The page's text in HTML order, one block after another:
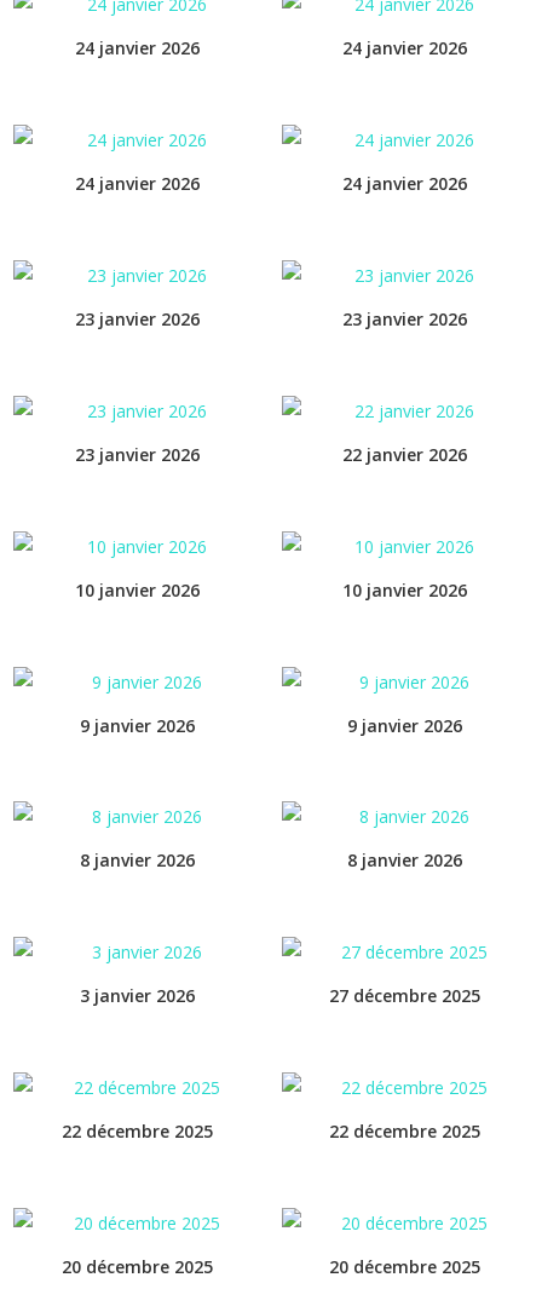
24 janvier 2026 24 janvier 2026
24 janvier 2026 24 janvier 2026
23 janvier 2026 23 janvier 2026
23 janvier 2026 22 janvier 2026
10 janvier 2026 10 janvier 2026
9 janvier 2026 9 janvier 2026
8 janvier 2026 8 janvier 2026
3 janvier 2026 27 décembre 2025
22 décembre 2025 22 décembre 2025
20 décembre 2025 20 décembre 2025